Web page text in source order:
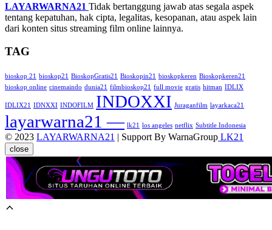
LAYARWARNA21 Tidak bertanggung jawab atas segala aspek
tentang kepatuhan, hak cipta, legalitas, kesopanan, atau aspek lain
dari konten situs streaming film online lainnya.
TAG
bioskop 21 bioskop21 BioskopGratis21 Bioskopin21 bioskopkeren Bioskopkeren21
bioskop online cinemaindo dunia21 filmbioskop21 full movie gratis hitman IDLIX
IDLIX21 IDNXXI INDOFILM INDOXXI Juraganfilm layarkaca21
layarwarna21 — lk21 los angeles netflix Subtitle Indonesia
© 2023 LAYARWARNA21 | Support By WarnaGroup LK21
close